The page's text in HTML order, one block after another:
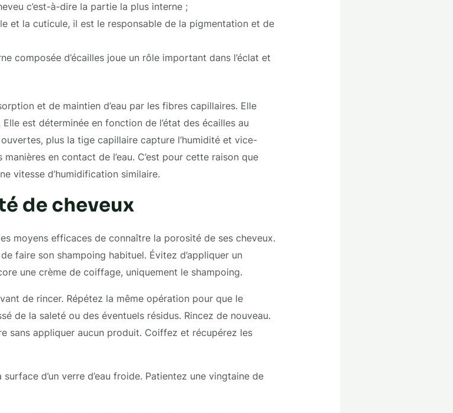
c’est-à-dire la partie la plus interne ;
et la cuticule, il est le responsable de la pigmentation et de
composée d’écailles joue un rôle important dans l’éclat et
et de maintien d’eau par les fibres capillaires. Elle
est déterminée en fonction de l’état des écailles au
plus la tige capillaire capture l’humidité et vice-
en contact de l’eau. C’est pour cette raison que
vitesse d’humidification similaire.
de cheveux
moyens efficaces de connaître la porosité de ses cheveux.
faire son shampoing habituel. Évitez d’appliquer un
une crème de coiffage, uniquement le shampoing.
de rincer. Répétez la même opération pour que le
de la saleté ou des éventuels résidus. Rincez de nouveau.
sans appliquer aucun produit. Coiffez et récupérez les
d’un verre d’eau froide. Patientez une vingtaine de